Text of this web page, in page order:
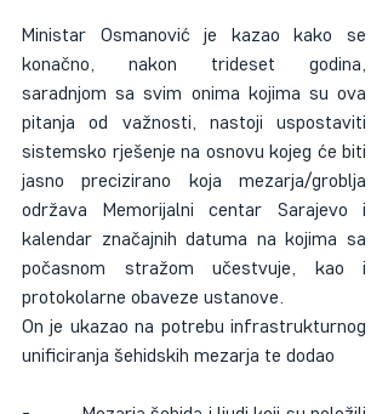
Ministar Osmanović je kazao kako se
konačno, nakon trideset godina,
saradnjom sa svim onima kojima su ova
pitanja od važnosti, nastoji uspostaviti
sistemsko rješenje na osnovu kojeg će biti
jasno precizirano koja mezarja/groblja
održava Memorijalni centar Sarajevo i
kalendar značajnih datuma na kojima sa
počasnom stražom učestvuje, kao i
protokolarne obaveze ustanove.
On je ukazao na potrebu infrastrukturnog
unificiranja šehidskih mezarja te dodao